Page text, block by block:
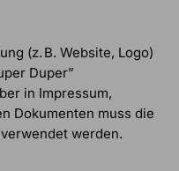
(z. B. Website, Logo)
Duper”
in Impressum,
Dokumenten muss die
werden.